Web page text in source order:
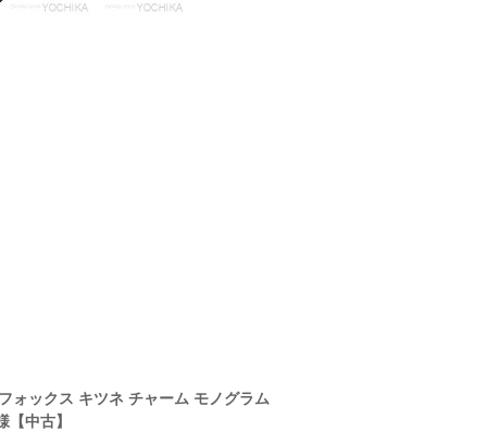
ォックス キツネ チャーム モノグラム
中古】